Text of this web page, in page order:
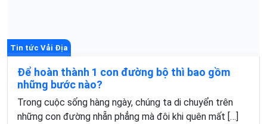
Tin tức Vải Địa
Để hoàn thành 1 con đường bộ thì bao gồm
những bước nào?
Trong cuộc sống hàng ngày, chúng ta di chuyển trên
những con đường nhẵn phẳng mà đôi khi quên mất […]